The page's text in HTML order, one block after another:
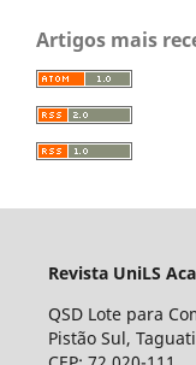
Artigos mais
Revista UniLS
QSD Lote para
Pistão Sul,